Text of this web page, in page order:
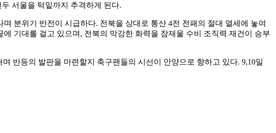
서울을 턱밑까지 추격하게 된다.
분위기 반전이 시급하다. 전북을 상대로 통산 4전 전패의 절대 열세에 놓여
기대를 걸고 있으며, 전북의 막강한 화력을 잠재울 수비 조직력 재건이 승부
반등의 발판을 마련할지 축구팬들의 시선이 안양으로 향하고 있다. 9,10일